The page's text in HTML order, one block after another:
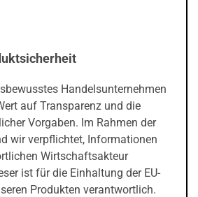
Handelsunternehmen
auf Transparenz und die
Vorgaben. Im Rahmen der
wir verpflichtet, Informationen
Wirtschaftsakteur
ist für die Einhaltung der EU-
Produkten verantwortlich.